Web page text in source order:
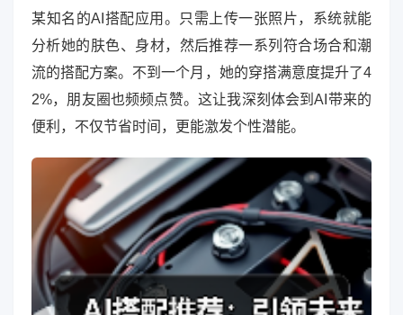
某知名的AI搭配应用。只需上传一张照片，系统就能
分析她的肤色、身材，然后推荐一系列符合场合和潮
流的搭配方案。不到一个月，她的穿搭满意度提升了4
2%，朋友圈也频频点赞。这让我深刻体会到AI带来的
便利，不仅节省时间，更能激发个性潜能。